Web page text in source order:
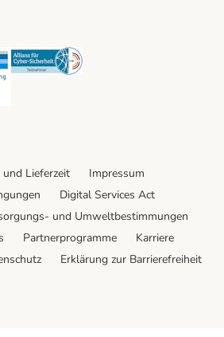
Security Security
Lieferzeit
Impressum
Digital Services Act
und Umweltbestimmungen
Partnerprogramme
Karriere
Erklärung zur Barrierefreiheit